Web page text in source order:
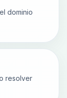
dominio
resolver